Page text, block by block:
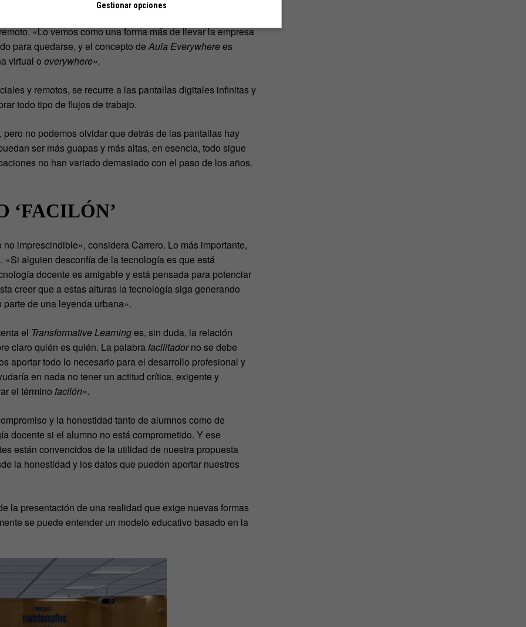
síncrono donde la mitad de la clase se
«Lo vemos como una forma más de llevar la empresa
para quedarse, y el concepto de Aula Everywherees
virtual o everywhere».
y remotos, se recurre a las pantallas digitales infinitas y
todo tipo de flujos de trabajo.
no podemos olvidar que detrás de las pantallas hay
ser más guapas y más altas, en esencia, todo sigue
no han variado demasiado con el paso de los años.
‘FACILÓN’
imprescindible», considera Carrero. Lo más importante,
alguien desconfía de la tecnología es que está
docente es amigable y está pensada para potenciar
creer que a estas alturas la tecnología siga generando
parte de una leyenda urbana».
el Transformative Learninges, sin duda, la relación
claro quién es quién. La palabra facilitadorno se debe
aportar todo lo necesario para el desarrollo profesional y
en nada no tener un actitud crítica, exigente y
el término facilón».
y la honestidad tanto de alumnos como de
docente si el alumno no está comprometido. Y ese
están convencidos de la utilidad de nuestra propuesta
la honestidad y los datos que pueden aportar nuestros
la presentación de una realidad que exige nuevas formas
se puede entender un modelo educativo basado en la
Gestionar opciones